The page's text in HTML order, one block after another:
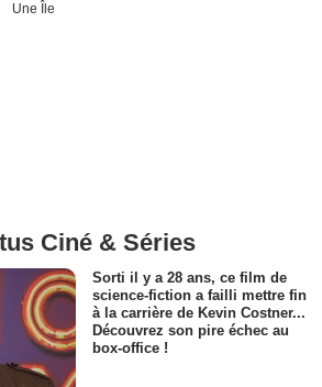
Une Île
Ciné & Séries
Sorti il y a 28 ans, ce film de
science-fiction a failli mettre fin
à la carrière de Kevin Costner...
Découvrez son pire échec au
box-office !